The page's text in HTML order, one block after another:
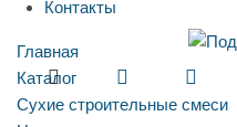
Контакты
Главная
Каталог
Сухие строительные смеси